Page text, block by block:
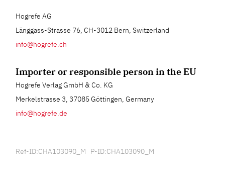
Hogrefe AG
Länggass-Strasse 76, CH-3012 Bern, Switzerland
info@hogrefe.ch
Importer or responsible person in the EU
Hogrefe Verlag GmbH & Co. KG
Merkelstrasse 3, 37085 Göttingen, Germany
info@hogrefe.de
Ref-ID:CHA103090_M P-ID:CHA103090_M